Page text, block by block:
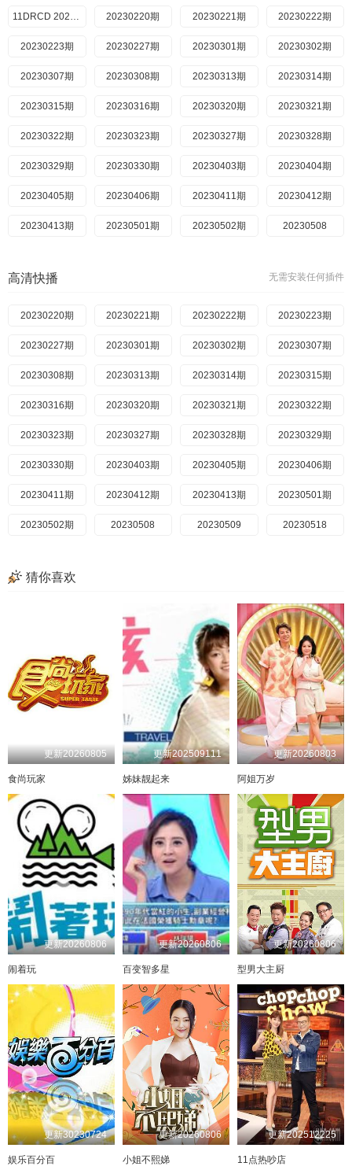
20220922 20220926 20220927 20220928
20220929 20221003 20221004 20221005
20221006 20221010 20221011 20221012
20221013 20221017 20221018 20221019
20221020 20221024 20221025 20221026
20221027 20221031 20221101 20221102
20221103 20221107 20221108 20221109
20221110 20221114 20221115 20221116
20221124
20221201 20221205 20221206 20221207
20221208 20221212 20221213 20221214
20221215 20221219 20221220 20221221
20221222 20221226 20221227 20221228
20221229 20230102 20230103 20230104
20230105 20230109 20230110 20230111
20230112 20230116 20230117 20230118
20230119 20230130 20230131 20230201
20230213
20230221 20230223
20230228 20230301 20230302
20230307 20230308 20230309 20230313
20230314 20230315 20230316 20230320
20230322 20230323 20230327
20230328 20230329 20230330 20230403
20230405 20230406 20230411
20230412 20230413 20230417 20230418
20230419 20230420 20230424 20230425
20230426 20230427 20230501 20230502
20230503 20230504 20230508 20230509
20230510 20230511 20230515 20230516
20230517 20230518 20230522 20230523
20230524 20230525 20230530 20230531
20230601 20230605 20230606 20230607
20230608 20230612 20230613 20230614
20230615 20230619 20230620 20230621
20230622 20230626 20230627 20230628
20230629 20230703
11DRCD 20250714 20230220期 20230221期 20230222期
20230223期 20230227期 20230301期 20230302期
20230307期 20230308期 20230313期 20230314期
20230315期 20230316期 20230320期 20230321期
20230322期 20230323期 20230327期 20230328期
20230329期 20230330期 20230403期 20230404期
20230405期 20230406期 20230411期 20230412期
20230413期 20230501期 20230502期 20230508
20230524
20230601 20230605 20230607 20230608
20230612 20230613 20230614 20230620
20230622 20230626 20230627 20230629
20230703 20230704 20230705 20230706
20230710 20230711 20230712 20230713
20230717 20230718 20230719 20230724
20230725 20230727 20230731 20230801
20230802 20230803 20230807 20230808
20230816
20230824 20230912
20230918 20230919 20230920
20230921 20230925 20230926 20230927
20230928 20231003 20231009 20231010
20231012 20231016 20231017
20231018 20231019 20231023 20231026
20231031 20231101 20231102
20231106 20231107 20231108 20231113
20231114 20231115 20231116 20231120
20231121 20231122 20231123 20231127
20231129 20231130 20240227 20240228
20240229 20240304 20240305 20240306
20240307 20240311 20240312 20240313
20240314 20240318 20240319 20240320
20240321 20240325 20240326 20240327
20240328 20240401 20240402 20240403
20240404 20240409 20240410 20240411
20240415 20240416 20240417 20240418
20240422 20240423
无需安装任何插件
高清快播
20230220期 20230221期 20230222期 20230223期
20230227期 20230301期 20230302期 20230307期
20230308期 20230313期 20230314期 20230315期
20230316期 20230320期 20230321期 20230322期
20230323期 20230327期 20230328期 20230329期
20230330期 20230403期 20230405期 20230406期
20230411期 20230412期 20230413期 20230501期
20230502期 20230508 20230509 20230518
20230530
20230608 20230613
20230620 20230622 20230626
20230627 20230629 20230703 20230704
20230705 20230706 20230710 20230711
20230713 20230717 20230718
20230719 20230724 20230725 20230727
20230801 20230802 20230803
20230807 20230808 20230809 20230810
20230814 20230815 20230816 20230817
20230821 20230822 20230823 20230824
20230911 20230912 20230914 20230918
20230919 20230920 20230921 20230925
20230926 20230927 20230928 20231003
20231009 20231010 20231011 20231012
20231016 20231017 20231018 20231019
20231023 20231026 20231030 20231031
20231101 20231102 20231106 20231107
20231108 20231113 20231114 20231115
20231116 20231120
猜你喜欢
更新20260805
食尚玩家
更新202509111
姊妹靓起来
更新20260803
阿姐万岁
更新20260806
闹着玩
更新20260806
百变智多星
更新20260806
型男大主厨
更新30230724
娱乐百分百
更新20260806
小姐不熙娣
更新202512225
11点热吵店